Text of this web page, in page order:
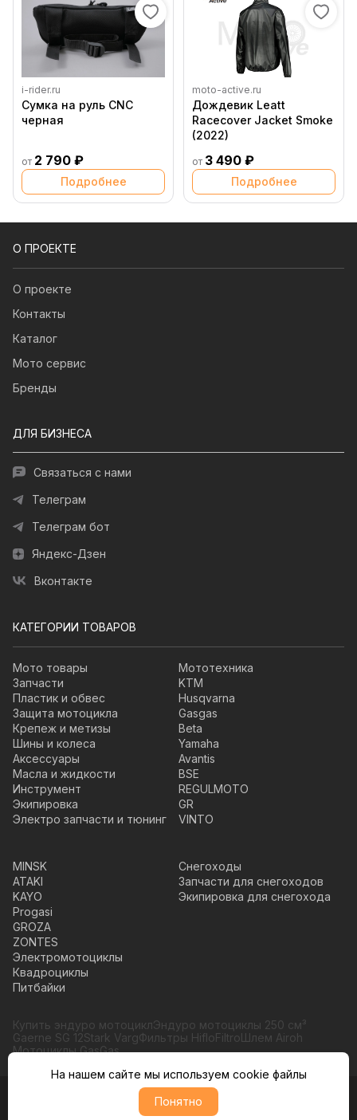
i-rider.ru
Сумка на руль CNC
черная
от 2 790 ₽
Подробнее
moto-active.ru
Дождевик Leatt
Racecover Jacket Smoke
(2022)
от 3 490 ₽
Подробнее
О ПРОЕКТЕ
О проекте
Контакты
Каталог
Мото сервис
Бренды
ДЛЯ БИЗНЕСА
Связаться с нами
Телеграм
Телеграм бот
Яндекс-Дзен
Вконтакте
КАТЕГОРИИ ТОВАРОВ
Мото товары
Запчасти
Пластик и обвес
Защита мотоцикла
Крепеж и метизы
Шины и колеса
Аксессуары
Масла и жидкости
Инструмент
Экипировка
Электро запчасти и тюнинг
Мототехника
KTM
Husqvarna
Gasgas
Beta
Yamaha
Avantis
BSE
REGULMOTO
GR
VINTO
MINSK
ATAKI
KAYO
Progasi
GROZA
ZONTES
Электромотоциклы
Квадроциклы
Питбайки
Снегоходы
Запчасти для снегоходов
Экипировка для снегохода
Купить эндуро мотоциклЭндуро мотоциклы 250 см³
Gaerne SG 12Stark VargФильтры HifloFiltroШлем Airoh
Мотоциклы GasGas
© Moto365, Все права защищены
Политика обратботки персональных данных
На нашем сайте мы используем cookie файлы
Понятно